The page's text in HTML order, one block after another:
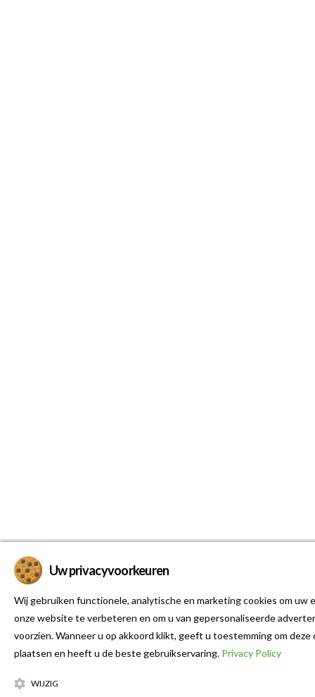
Uw privacyvoorkeuren
Wij gebruiken functionele, analytische en marketing cookies om uw
onze website te verbeteren en om u van gepersonaliseerde
voorzien. Wanneer u op akkoord klikt, geeft u toestemming om deze
plaatsen en heeft u de beste gebruikservaring. Privacy Policy
WIJZIG